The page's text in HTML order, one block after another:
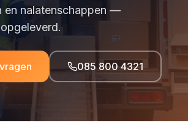
en nalatenschappen —
085 800 4321